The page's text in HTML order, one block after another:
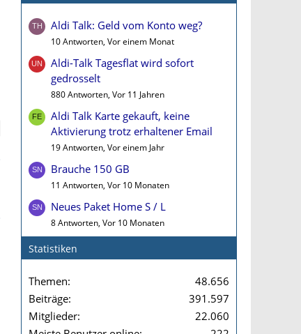
Aldi Talk: Geld vom Konto weg?
10 Antworten, Vor einem Monat
Aldi-Talk Tagesflat wird sofort
gedrosselt
880 Antworten, Vor 11 Jahren
Aldi Talk Karte gekauft, keine
Aktivierung trotz erhaltener Email
19 Antworten, Vor einem Jahr
Brauche 150 GB
11 Antworten, Vor 10 Monaten
Neues Paket Home S / L
8 Antworten, Vor 10 Monaten
Statistiken
Themen
48.656
Beiträge
391.597
Mitglieder
22.060